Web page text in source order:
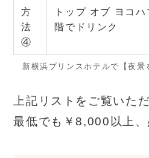
方
法
④
トップ オブ ヨコ
階でドリンク
新横浜プリンスホテルで【夜景
上記リストをご覧いた
最低でも￥8,000以上、